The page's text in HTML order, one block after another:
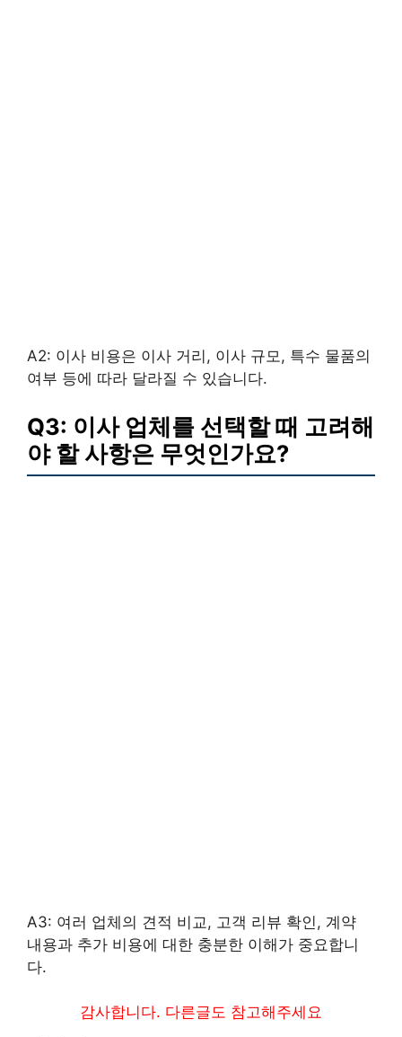
A2: 이사 비용은 이사 거리, 이사 규모, 특수 물품의
여부 등에 따라 달라질 수 있습니다.
Q3: 이사 업체를 선택할 때 고려해
야 할 사항은 무엇인가요?
A3: 여러 업체의 견적 비교, 고객 리뷰 확인, 계약
내용과 추가 비용에 대한 충분한 이해가 중요합니
다.
감사합니다. 다른글도 참고해주세요